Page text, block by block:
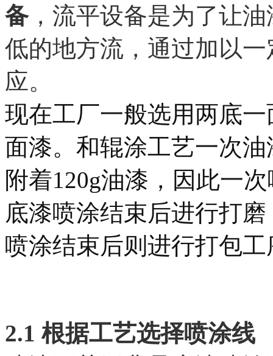
备，流平设备是为了让
低的地方流，通过加以
应。
现在工厂一般选用两底
面漆。和辊涂工艺一次
附着120g油漆，因此一
底漆喷涂结束后进行打
喷涂结束后则进行打包工
2.1 根据工艺选择喷涂线